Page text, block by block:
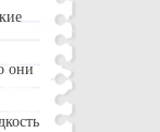
они